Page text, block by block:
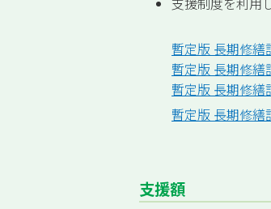
暫定版 長期修繕
暫定版 長期修繕
暫定版 長期修繕
暫定版 長期修繕
支援額